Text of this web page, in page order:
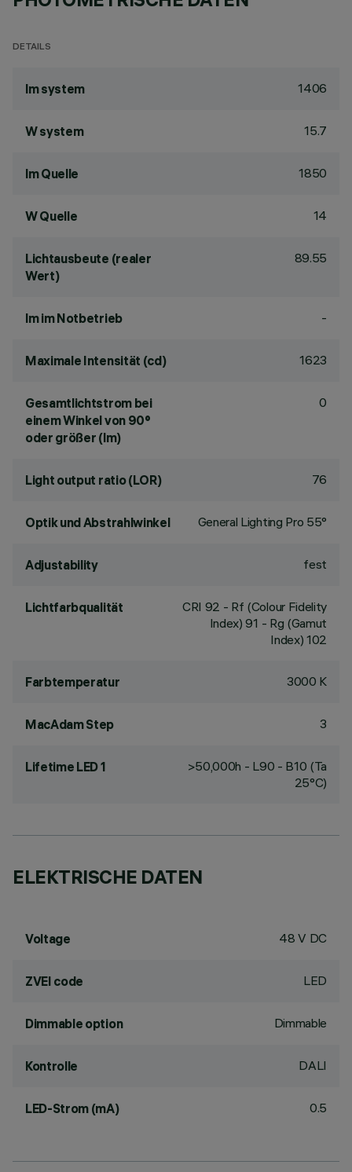
DETAILS
lm system 1406
W system 15.7
lm Quelle 1850
W Quelle 14
Lichtausbeute (realer
Wert)
89.55
lm im Notbetrieb -
Maximale Intensität (cd) 1623
Gesamtlichtstrom bei
einem Winkel von 90°
oder größer (lm)
0
Light output ratio (LOR) 76
Optik und Abstrahlwinkel General Lighting Pro 55°
Adjustability fest
Lichtfarbqualität CRI 92 - Rf (Colour Fidelity
Index) 91 - Rg (Gamut
Index) 102
Farbtemperatur 3000 K
MacAdam Step 3
Lifetime LED 1
>50,000h - L90 - B10 (Ta
25°C)
ELEKTRISCHE DATEN
Voltage 48 V DC
ZVEI code LED
Dimmable option Dimmable
Kontrolle DALI
LED-Strom (mA) 0.5